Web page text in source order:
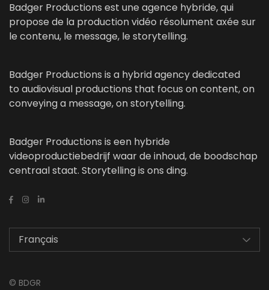
Badger Productions est une agence hybride, qui
propose de la production vidéo résolument axée sur
le contenu, le message, le storytelling.
Badger Productions is a hybrid agency dedicated
to audiovisual productions that focus on content, on
conveying a message, on storytelling.
Badger Productions is een hybride
videoproductiebedrijf waar de inhoud, de boodschap
centraal staat. Storytelling is ons ding.
© BDGR